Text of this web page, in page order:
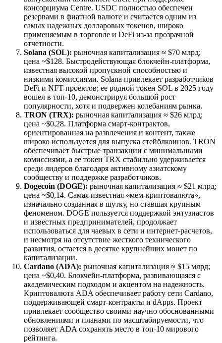
консорциума Centre. USDC полностью обеспечен
резервами в фиатной валюте и считается одним из
самых надежных долларовых токенов, широко
применяемым в торговле и DeFi из-за прозрачной
отчетности.
Solana (SOL): рыночная капитализация ≈ $70 млрд;
цена ~$128. Быстродействующая блокчейн-платформа,
известная высокой пропускной способностью и
низкими комиссиями. Solana привлекает разработчиков
DeFi и NFT-проектов; ее родной токен SOL в 2025 году
вошел в топ-10, демонстрируя большой рост
популярности, хотя и подвержен колебаниям рынка.
TRON (TRX): рыночная капитализация ≈ $26 млрд;
цена ~$0,28. Платформа смарт-контрактов,
ориентированная на развлечения и контент, также
широко используется для выпуска стейблкоинов. TRON
обеспечивает быстрые транзакции с минимальными
комиссиями, а ее токен TRX стабильно удерживается
среди лидеров благодаря активному азиатскому
сообществу и поддержке разработчиков.
Dogecoin (DOGE): рыночная капитализация ≈ $21 млрд;
цена ~$0,14. Самая известная «мем-криптовалюта»,
изначально созданная в шутку, но ставшая крупным
феноменом. DOGE пользуется поддержкой энтузиастов
и известных предпринимателей, продолжает
использоваться для чаевых в сети и интернет-расчетов,
и несмотря на отсутствие жесткого технического
развития, остается в десятке крупнейших монет по
капитализации.
Cardano (ADA): рыночная капитализация ≈ $15 млрд;
цена ~$0,40. Блокчейн-платформа, развивающаяся с
академическим подходом и акцентом на надежность.
Криптовалюта ADA обеспечивает работу сети Cardano,
поддерживающей смарт-контракты и dApps. Проект
привлекает сообщество своими научно обоснованными
обновлениями и планами по масштабируемости, что
позволяет ADA сохранять место в топ-10 мирового
рейтинга.